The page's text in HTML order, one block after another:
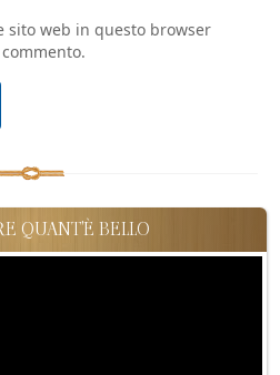
sito web in questo browser
QUANT'È BELLO